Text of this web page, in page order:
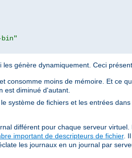
bin"
les génère dynamiquement. Ceci
consomme moins de mémoire. Et ce
est diminué d'autant.
système de fichiers et les entrées
différent pour chaque serveur
important de descripteurs de fichier.
les journaux en un journal par